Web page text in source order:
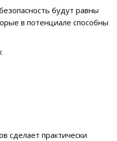
будут равны
в потенциале способны
сделает практически